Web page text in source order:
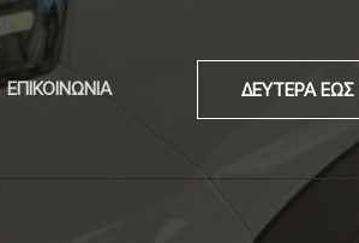
ΕΠΙΚΟΙΝΩΝΙΑ ΔΕΥΤΕΡΑ ΕΩΣ